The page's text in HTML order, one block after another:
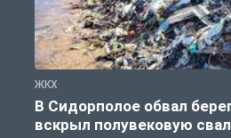
ЖКХ
В Сидорполое обвал
вскрыл полувековую